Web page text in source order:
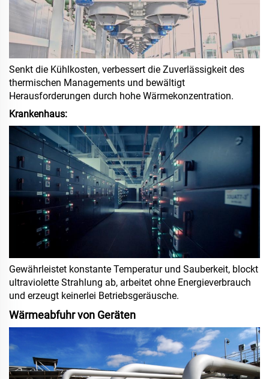
Senkt die Kühlkosten, verbessert die Zuverlässigkeit des
thermischen Managements und bewältigt
Herausforderungen durch hohe Wärmekonzentration.
Krankenhaus:
Gewährleistet konstante Temperatur und Sauberkeit, blockt
ultraviolette Strahlung ab, arbeitet ohne Energieverbrauch
und erzeugt keinerlei Betriebsgeräusche.
Wärmeabfuhr von Geräten